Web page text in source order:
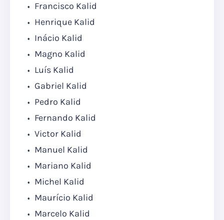
Francisco Kalid
Henrique Kalid
Inácio Kalid
Magno Kalid
Luís Kalid
Gabriel Kalid
Pedro Kalid
Fernando Kalid
Victor Kalid
Manuel Kalid
Mariano Kalid
Michel Kalid
Maurício Kalid
Marcelo Kalid